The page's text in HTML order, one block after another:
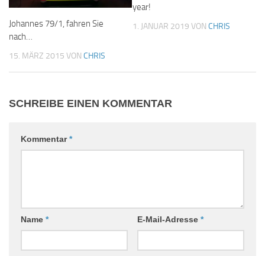
Johannes 79/1, fahren Sie
nach…
15. MÄRZ 2015 VON CHRIS
year!
1. JANUAR 2019 VON CHRIS
SCHREIBE EINEN KOMMENTAR
Kommentar*
Name * E-Mail-Adresse *